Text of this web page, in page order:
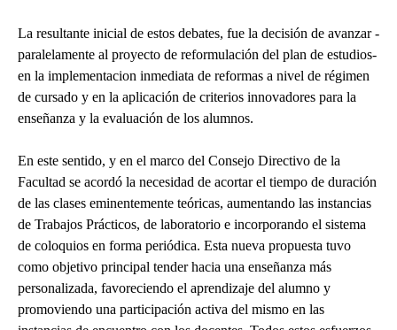
La resultante inicial de estos debates, fue la decisión de avanzar -
paralelamente al proyecto de reformulación del plan de estudios-
en la implementacion inmediata de reformas a nivel de régimen
de cursado y en la aplicación de criterios innovadores para la
enseñanza y la evaluación de los alumnos.
En este sentido, y en el marco del Consejo Directivo de la
Facultad se acordó la necesidad de acortar el tiempo de duración
de las clases eminentemente teóricas, aumentando las instancias
de Trabajos Prácticos, de laboratorio e incorporando el sistema
de coloquios en forma periódica. Esta nueva propuesta tuvo
como objetivo principal tender hacia una enseñanza más
personalizada, favoreciendo el aprendizaje del alumno y
promoviendo una participación activa del mismo en las